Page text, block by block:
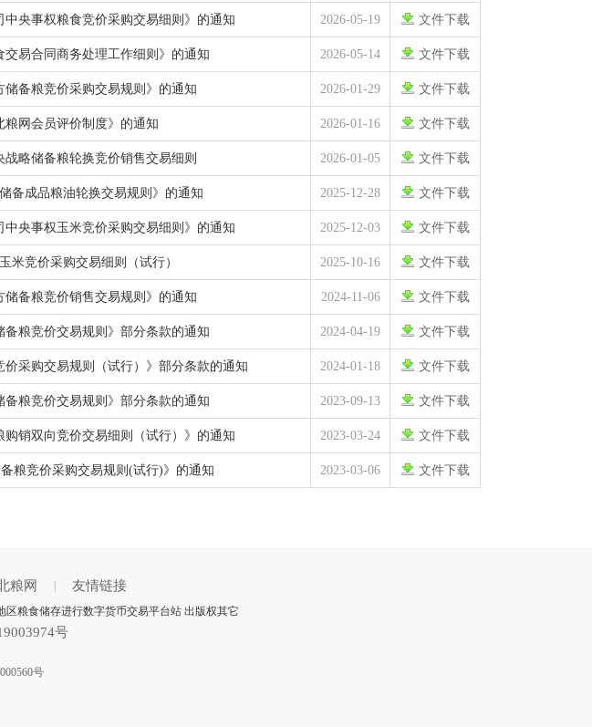
央事权粮食竞价采购交易细则》的通知 2026-05-19 文件下载
交易合同商务处理工作细则》的通知 2026-05-14 文件下载
储备粮竞价采购交易规则》的通知 2026-01-29 文件下载
粮网会员评价制度》的通知 2026-01-16 文件下载
略储备粮轮换竞价销售交易细则 2026-01-05 文件下载
备成品粮油轮换交易规则》的通知 2025-12-28 文件下载
央事权玉米竞价采购交易细则》的通知 2025-12-03 文件下载
米竞价采购交易细则（试行） 2025-10-16 文件下载
储备粮竞价销售交易规则》的通知 2024-11-06 文件下载
备粮竞价交易规则》部分条款的通知 2024-04-19 文件下载
采购交易规则（试行）》部分条款的通知 2024-01-18 文件下载
备粮竞价交易规则》部分条款的通知 2023-09-13 文件下载
销双向竞价交易细则（试行）》的通知 2023-03-24 文件下载
粮竞价采购交易规则(试行)》的通知 2023-03-06 文件下载
粮网 友情链接
区粮食储存进行数字货币交易平台站 出版权其它
号
号